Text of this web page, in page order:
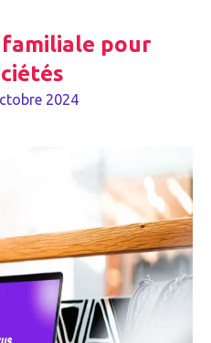
familiale pour
2024